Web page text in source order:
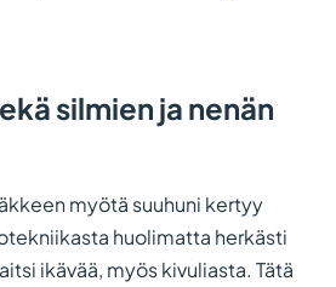
silmien ja nenän
myötä suuhuni kertyy
huolimatta herkästi
ikävää, myös kivuliasta. Tätä